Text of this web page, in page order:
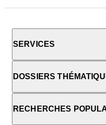
SERVICES
DOSSIERS
RECHERCHES